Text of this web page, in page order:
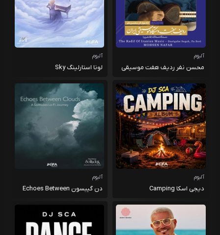
آلبوم
محسن نفر ردیف هفت موسیقی
آلبوم
لونا استارلینگ Sky
آلبوم
دیجی اسکا Camping
آلبوم
دن گیبسون Echoes Between